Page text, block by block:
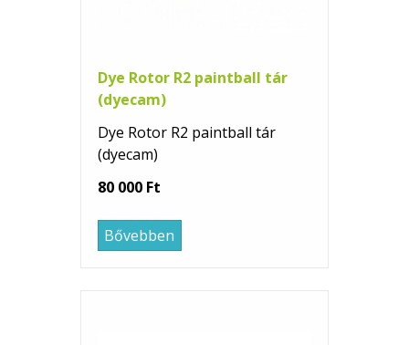
Dye Rotor R2 paintball tár
(dyecam)
Dye Rotor R2 paintball tár
(dyecam)
80 000 Ft
Bővebben